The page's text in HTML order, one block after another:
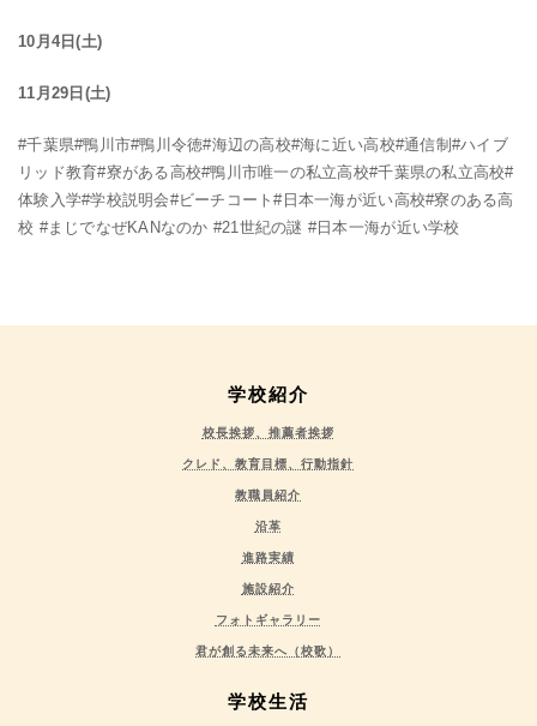
10月4日(土)
11月29日(土)
#千葉県#鴨川市#鴨川令徳#海辺の高校#海に近い高校#通信制#ハイブ
リッド教育#寮がある高校#鴨川市唯一の私立高校#千葉県の私立高校#
体験入学#学校説明会#ビーチコート#日本一海が近い高校#寮のある高
校 #まじでなぜKANなのか #21世紀の謎 #日本一海が近い学校
学校紹介
校長挨拶、推薦者挨拶
クレド、教育目標、行動指針
教職員紹介
沿革
進路実績
施設紹介
フォトギャラリー
君が創る未来へ（校歌）
学校生活